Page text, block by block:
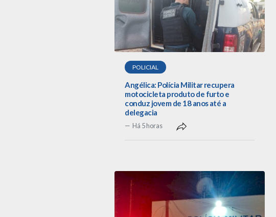
POLICIAL
Angélica: Polícia Militar recupera
motocicleta produto de furto e
conduz jovem de 18 anos até a
delegacia
Há 5 horas